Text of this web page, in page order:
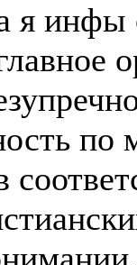
я инфы
по